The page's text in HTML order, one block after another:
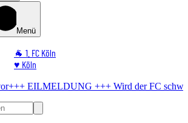
Menü
🐐 1. FC Köln
♥️ Köln
🏆 Sport
+++Wird der FC schwach?BVB